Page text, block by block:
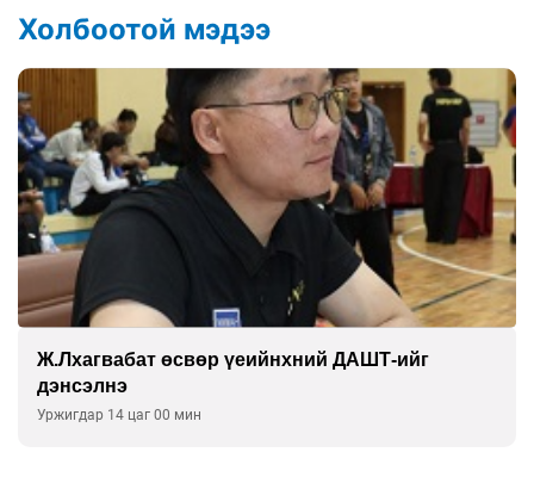
Холбоотой мэдээ
Ж.Лхагвабат өсвөр үеийнхний ДАШТ-ийг
дэнсэлнэ
Уржигдар 14 цаг 00 мин